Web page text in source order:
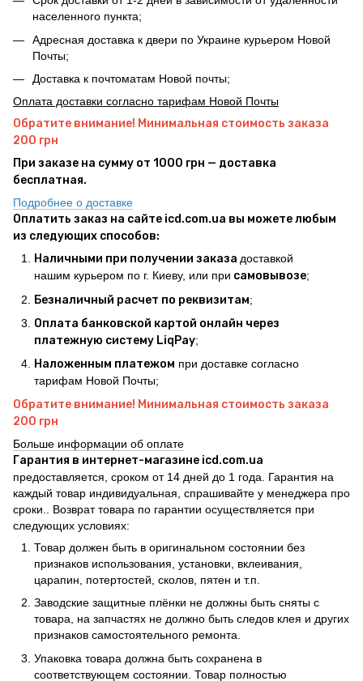
населенного пункта;
Адресная доставка к двери по Украине курьером Новой
Почты;
Доставка к почтоматам Новой почты;
Оплата доставки согласно тарифам Новой Почты
Обратите внимание! Минимальная стоимость заказа
200 грн
При заказе на сумму от 1000 грн — доставка
бесплатная.
Подробнее о доставке
Оплатить заказ на сайте icd.com.ua вы можете любым
из следующих способов:
Наличными при получении заказа доставкой
нашим курьером по г. Киеву, или при самовывозе;
Безналичный расчет по реквизитам;
Оплата банковской картой онлайн через
платежную систему LiqPay;
Наложенным платежом при доставке согласно
тарифам Новой Почты;
Обратите внимание! Минимальная стоимость заказа
200 грн
Больше информации об оплате
Гарантия в интернет-магазине icd.com.ua
предоставляется, сроком от 14 дней до 1 года. Гарантия на
каждый товар индивидуальная, спрашивайте у менеджера про
сроки.. Возврат товара по гарантии осуществляется при
следующих условиях:
Товар должен быть в оригинальном состоянии без
признаков использования, установки, вклеивания,
царапин, потертостей, сколов, пятен и т.п.
Заводские защитные плёнки не должны быть сняты с
товара, на запчастях не должно быть следов клея и других
признаков самостоятельного ремонта.
Упаковка товара должна быть сохранена в
соответствующем состоянии. Товар полностью